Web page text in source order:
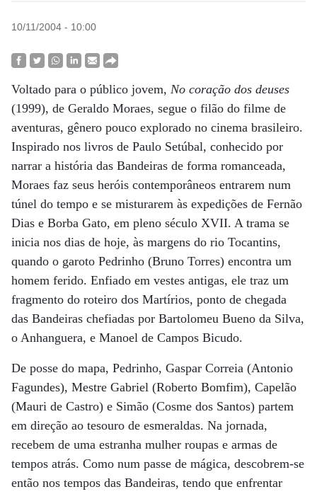
10/11/2004 - 10:00
Voltado para o público jovem, No coração dos deuses
(1999), de Geraldo Moraes, segue o filão do filme de
aventuras, gênero pouco explorado no cinema brasileiro.
Inspirado nos livros de Paulo Setúbal, conhecido por
narrar a história das Bandeiras de forma romanceada,
Moraes faz seus heróis contemporâneos entrarem num
túnel do tempo e se misturarem às expedições de Fernão
Dias e Borba Gato, em pleno século XVII. A trama se
inicia nos dias de hoje, às margens do rio Tocantins,
quando o garoto Pedrinho (Bruno Torres) encontra um
homem ferido. Enfiado em vestes antigas, ele traz um
fragmento do roteiro dos Martírios, ponto de chegada
das Bandeiras chefiadas por Bartolomeu Bueno da Silva,
o Anhanguera, e Manoel de Campos Bicudo.
De posse do mapa, Pedrinho, Gaspar Correia (Antonio
Fagundes), Mestre Gabriel (Roberto Bomfim), Capelão
(Mauri de Castro) e Simão (Cosme dos Santos) partem
em direção ao tesouro de esmeraldas. Na jornada,
recebem de uma estranha mulher roupas e armas de
tempos atrás. Como num passe de mágica, descobrem-se
então nos tempos das Bandeiras, tendo que enfrentar